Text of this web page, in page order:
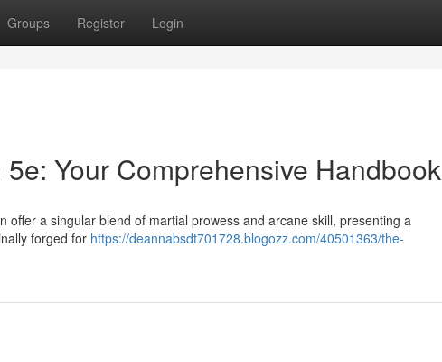
Groups Register Login
Your Comprehensive Handbook
offer a singular blend of martial prowess and arcane skill, presenting a
forged for https://deannabsdt701728.blogozz.com/40501363/the-